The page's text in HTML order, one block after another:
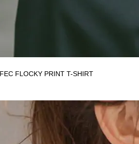
FLOCKY PRINT T-SHIRT